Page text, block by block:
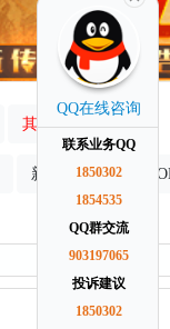
其它类型
新GOM引擎
QQ在线咨询
联系业务QQ
1850302
1854535
QQ群交流
903197065
投诉建议
1850302